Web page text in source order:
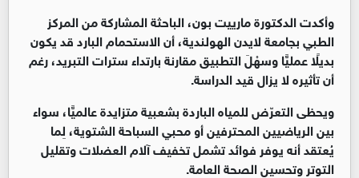
وأكدت الدكتورة مارييت بون، الباحثة المشاركة من المركز
الطبي بجامعة لايدن الهولندية، أن الاستحمام البارد قد يكون
بديلًا عمليًّا وسهْلَ التطبيق مقارنة بارتداء سترات التبريد، رغم
أن تأثيره لا يزال قيد الدراسة.
ويحظى التعرّض للمياه الباردة بشعبية متزايدة عالميًّا، سواء
بين الرياضيين المحترفين أو محبي السباحة الشتوية، لِما
يُعتقد أنه يوفر فوائد تشمل تخفيف آلام العضلات وتقليل
التوتر وتحسين الصحة العامة.